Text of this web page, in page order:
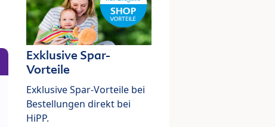
Exklusive Spar-
Vorteile
Exklusive Spar-Vorteile bei
Bestellungen direkt bei
HiPP.